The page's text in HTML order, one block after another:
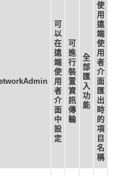
可
以
在
遠
端
使
用
者
介
面
中
設
定
可
進
行
裝
置
資
訊
傳
輸
全
部
匯
入
功
能
使
用
遠
端
使
用
者
介
面
匯
出
時
的
項
目
名
稱